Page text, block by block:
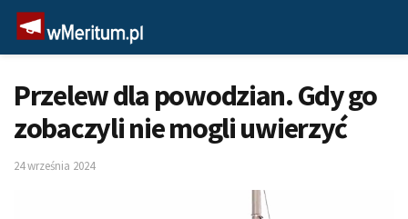
Przelew dla powodzian. Gdy go
zobaczyli nie mogli uwierzyć
24 września 2024